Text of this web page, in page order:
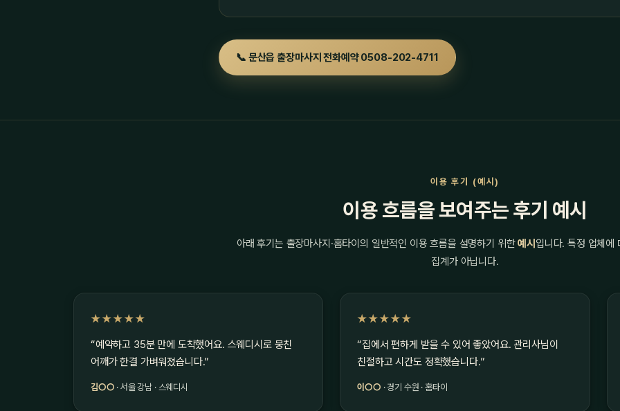
📞 문산읍 출장마사지 전화예약 0508-202-4711
이용 후기 (예시)
이용 흐름을 보여주는 후기 예시
아래 후기는 출장마사지·홈타이의 일반적인 이용 흐름을 설명하기 위한예시 입니다. 특정 업체에
집계가 아닙니다.
★★★★★
“예약하고 35분 만에 도착했어요. 스웨디시로 뭉친
어깨가 한결 가벼워졌습니다.”
김○○ · 서울 강남 · 스웨디시
★★★★★
“집에서 편하게 받을 수 있어 좋았어요. 관리사님이
친절하고 시간도 정확했습니다.”
이○○ · 경기 수원 · 홈타이